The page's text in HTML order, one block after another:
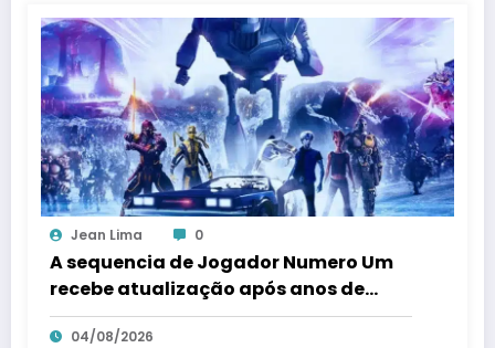
Jean Lima 0
A sequencia de Jogador Numero Um
recebe atualização após anos de
silencio
04/08/2026